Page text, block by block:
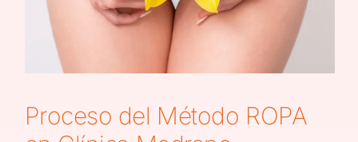
Proceso del Método ROPA